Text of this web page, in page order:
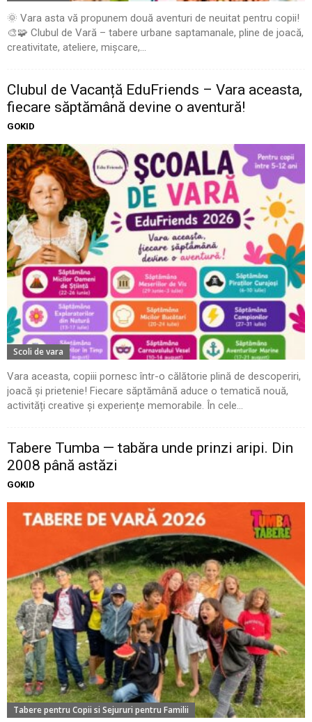
🌞 Vara asta vă propunem două aventuri de neuitat pentru copii!
🎨🧩 Clubul de Vară – tabere urbane saptamanale, pline de joacă,
creativitate, ateliere, mișcare,...
Clubul de Vacanță EduFriends – Vara aceasta,
fiecare săptămână devine o aventură!
GOKID
Scoli de vara
Vara aceasta, copiii pornesc într-o călătorie plină de descoperiri,
joacă și prietenie! Fiecare săptămână aduce o tematică nouă,
activități creative și experiențe memorabile. În cele...
Tabere Tumba — tabăra unde prinzi aripi. Din
2008 până astăzi
GOKID
Tabere pentru Copii si Sejururi pentru Familii